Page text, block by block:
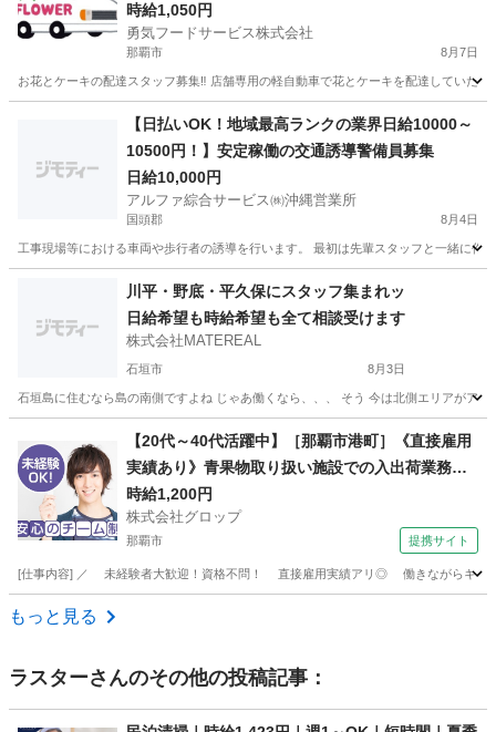
時給1,050円
勇気フードサービス株式会社
那覇市 8月7日
お花とケーキの配達スタッフ募集‼️ 店舗専用の軽自動車で花とケーキを配達していた
その他 お花
【日払いOK！地域最高ランクの業界日給10000～
10500円！】安定稼働の交通誘導警備員募集
日給10,000円
アルファ綜合サービス㈱沖縄営業所
国頭郡 8月4日
工事現場等における車両や歩行者の誘導を行います。 最初は先輩スタッフと一緒に
その他 スタッフ
川平・野底・平久保にスタッフ集まれッ
日給希望も時給希望も全て相談受けます
株式会社MATEREAL
石垣市 8月3日
石垣島に住むなら島の南側ですよね じゃあ働くなら、、、 そう 今は北側エリアがア
その他 スタッフ
【20代～40代活躍中】［那覇市港町］《直接雇用
実績あり》青果物取り扱い施設での入出荷業務／
日勤／残業なし／無料駐車場完備
時給1,200円
株式会社グロップ
那覇市 提携サイト
[仕事内容] ／ 未経験者大歓迎！資格不問！ 直接雇用実績アリ◎ 働きながらキャリ
沖縄 那覇市
もっと見る
ラスターさんのその他の投稿記事：